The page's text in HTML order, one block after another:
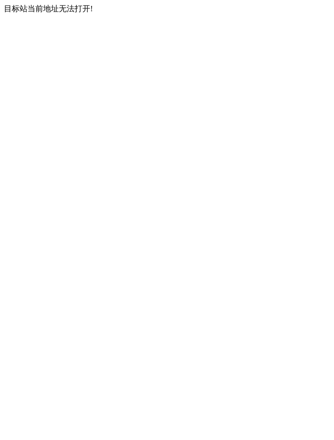
目标站当前地址无法打开!